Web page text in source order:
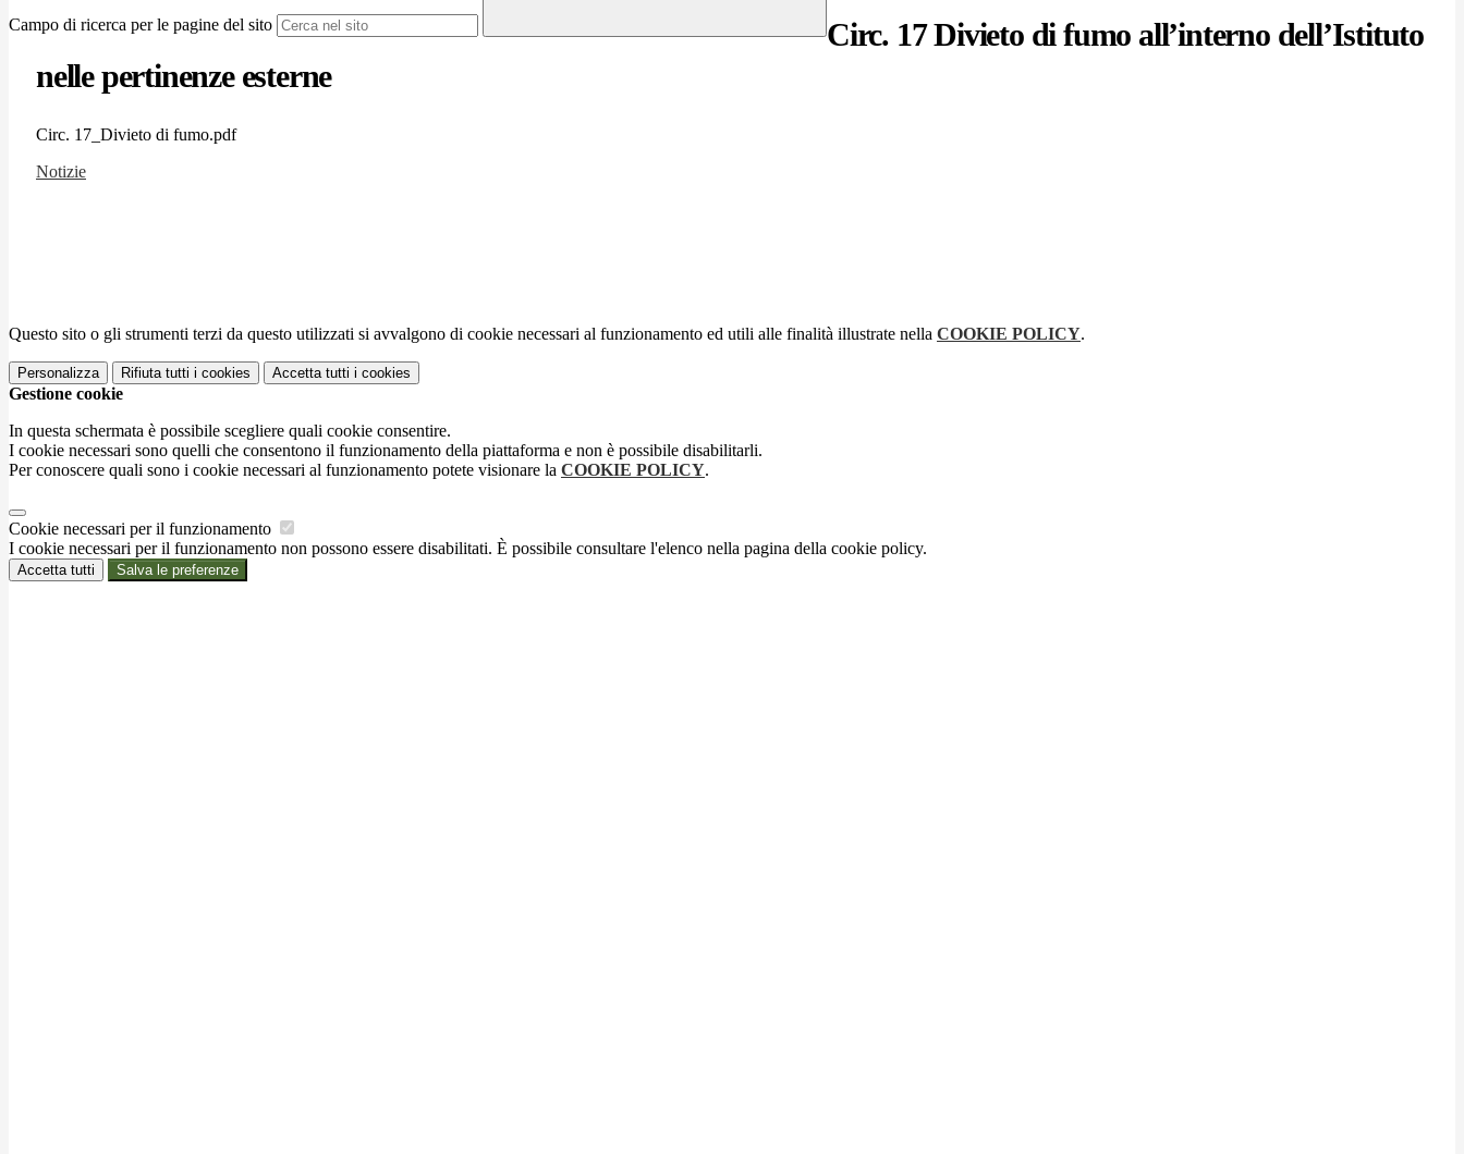
Campo di ricerca per le pagine del sito
Circ. 17 Divieto di fumo all’interno dell’Istituto
nelle pertinenze esterne
Circ. 17_Divieto di fumo.pdf
Notizie
Questo sito o gli strumenti terzi da questo utilizzati si avvalgono di cookie necessari al funzionamento ed utili alle finalità illustrate nella COOKIE POLICY.
Personalizza Rifiuta tutti i cookies Accetta tutti i cookies
Gestione cookie
In questa schermata è possibile scegliere quali cookie consentire.
I cookie necessari sono quelli che consentono il funzionamento della piattaforma e non è possibile disabilitarli.
Per conoscere quali sono i cookie necessari al funzionamento potete visionare la COOKIE POLICY.
Cookie necessari per il funzionamento
I cookie necessari per il funzionamento non possono essere disabilitati. È possibile consultare l'elenco nella pagina della cookie policy.
Accetta tutti Salva le preferenze